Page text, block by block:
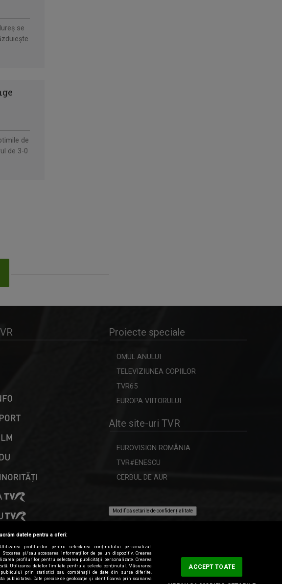
se
de
de 3-0
Proiecte speciale
OMUL ANULUI
TELEVIZIUNEA COPIILOR
TVR65
EUROPA VIITORULUI
Alte site-uri TVR
EUROVISION ROMÂNIA
TVR#ENESCU
CERBUL DE AUR
Modifică setările de confidențialitate
datele pentru a oferi:
profilurilor pentru selectarea conținutului personalizat.
și/sau accesarea informațiilor de pe un dispozitiv. Crearea
profilurilor pentru selectarea publicității personalizate. Crearea
Utilizarea datelor limitate pentru a selecta conținutul. Măsurarea
prin statistici sau combinații de date din surse diferite.
publicitatea. Date precise de geolocație și identificarea prin scanarea
ACCEPT TOATE